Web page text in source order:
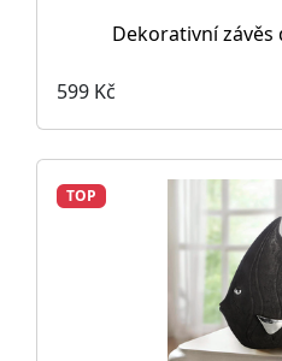
Dekorativní
599 Kč
TOP